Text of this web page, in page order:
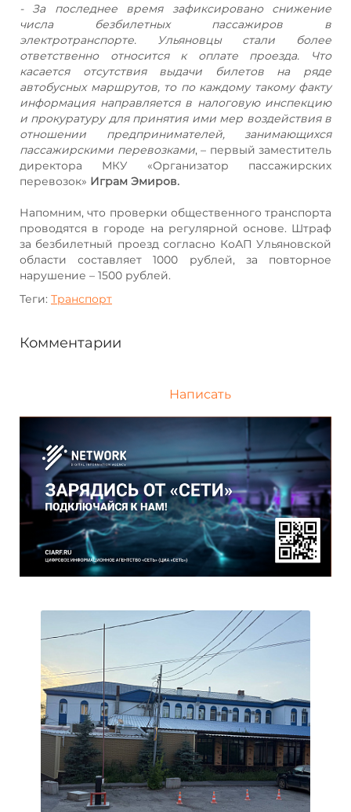
- За последнее время зафиксировано снижение
числа безбилетных пассажиров в
электротранспорте. Ульяновцы стали более
ответственно относится к оплате проезда. Что
касается отсутствия выдачи билетов на ряде
автобусных маршрутов, то по каждому такому факту
информация направляется в налоговую инспекцию
и прокуратуру для принятия ими мер воздействия в
отношении предпринимателей, занимающихся
пассажирскими перевозками, – первый заместитель
директора МКУ «Организатор пассажирских
перевозок» Играм Эмиров.
Напомним, что проверки общественного транспорта
проводятся в городе на регулярной основе. Штраф
за безбилетный проезд согласно КоАП Ульяновской
области составляет 1000 рублей, за повторное
нарушение – 1500 рублей.
Теги: Транспорт
Комментарии
Написать